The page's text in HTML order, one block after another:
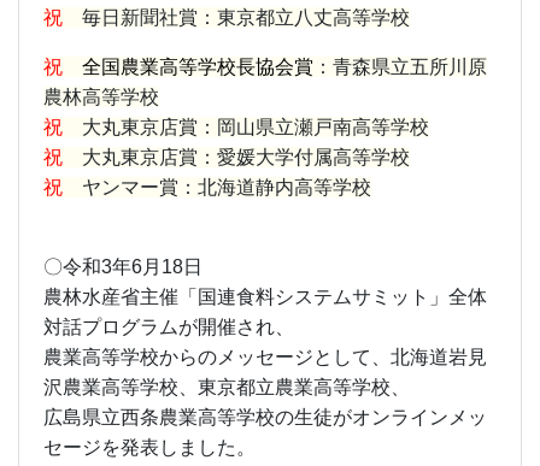
祝 毎日新聞社賞：東京都立八丈高等学校
祝 全国農業高等学校長協会賞 ：青森県立五所川原
農林高等学校
祝 大丸東京店賞：岡山県立瀬戸南高等学校
祝 大丸東京店賞：愛媛大学付属高等学校
祝 ヤンマー賞：北海道静内高等学校
〇令和3年6月18日
農林水産省主催「国連食料システムサミット」全体
対話プログラムが開催され、
農業高等学校からのメッセージとして、北海道岩見
沢農業高等学校、東京都立農業高等学校、
広島県立西条農業高等学校の生徒がオンラインメッ
セージを発表しました。